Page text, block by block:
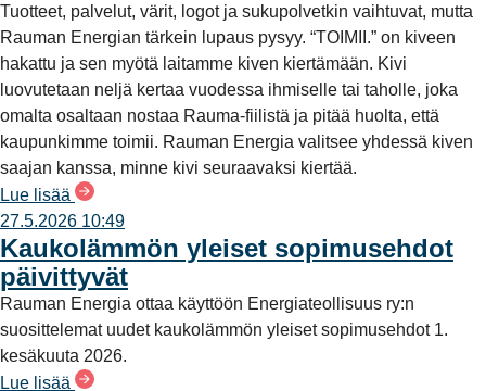
Tuotteet, palvelut, värit, logot ja sukupolvetkin vaihtuvat, mutta
Rauman Energian tärkein lupaus pysyy. “TOIMII.” on kiveen
hakattu ja sen myötä laitamme kiven kiertämään. Kivi
luovutetaan neljä kertaa vuodessa ihmiselle tai taholle, joka
omalta osaltaan nostaa Rauma-fiilistä ja pitää huolta, että
kaupunkimme toimii. Rauman Energia valitsee yhdessä kiven
saajan kanssa, minne kivi seuraavaksi kiertää.
Lue lisää
27.5.2026 10:49
Kaukolämmön yleiset sopimusehdot
päivittyvät
Rauman Energia ottaa käyttöön Energiateollisuus ry:n
suosittelemat uudet kaukolämmön yleiset sopimusehdot 1.
kesäkuuta 2026.
Lue lisää